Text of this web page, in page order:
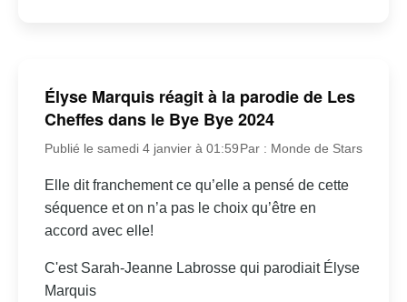
Élyse Marquis réagit à la parodie de Les
Cheffes dans le Bye Bye 2024
Publié le samedi 4 janvier à 01:59Par : Monde de Stars
Elle dit franchement ce qu’elle a pensé de cette
séquence et on n’a pas le choix qu’être en
accord avec elle!
C'est Sarah-Jeanne Labrosse qui parodiait Élyse
Marquis